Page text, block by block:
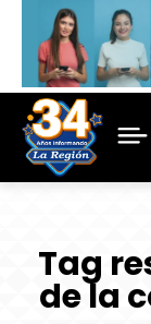
Tag
de la